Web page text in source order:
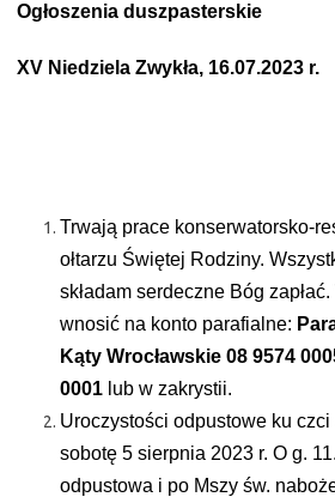
Ogłoszenia duszpasterskie
XV Niedziela Zwykła, 16.07.2023 r.
Trwają prace konserwatorsko-
ołtarzu Świętej Rodziny.
składam serdeczne Bóg
wnosić na konto parafialne:
Kąty Wrocławskie 08 9574
0001 lub w zakrystii.
Uroczystości odpustowe ku
sobotę 5 sierpnia 2023 r. O g.
odpustowa i po Mszy św.